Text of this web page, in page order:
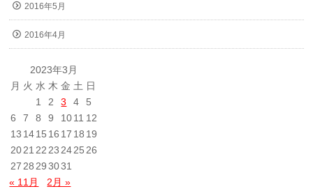
2016年5月
2016年4月
2023年3月
月 火 水 木 金 土 日
1
2 3 4
5
6
7 8 9 1011 12
13 1415 16 17 18 19
2021 22 23 2425 26
27 28 29 3031
« 11月
2月 »